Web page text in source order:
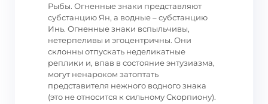
Рыбы. Огненные знаки представляют
субстанцию Ян, а водные – субстанцию
Инь. Огненные знаки вспыльчивы,
нетерпеливы и эгоцентричны. Они
склонны отпускать неделикатные
реплики и, впав в состояние энтузиазма,
могут ненароком затоптать
представителя нежного водного знака
(это не относится к сильному Скорпиону).